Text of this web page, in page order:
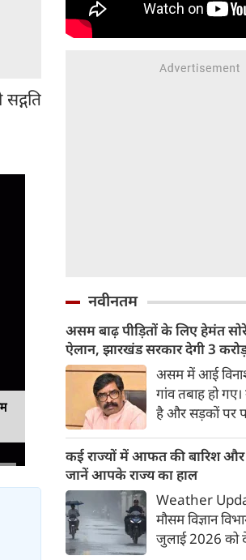
नवीनतम
असम बाढ़ पीड़ितों के लिए हेमंत
ऐलान, झारखंड सरकार देगी 3
असम में आई
गांव तबाह हो
है और सड़कों पर
लोगों की जान जा
झारखंड के
असम के बाढ़
लिए 3 करोड़
की।
कई राज्यों में आफत की बारिश और
जानें आपके राज्य का हाल
Weather
मौसम विज्ञान
जुलाई 2026 को